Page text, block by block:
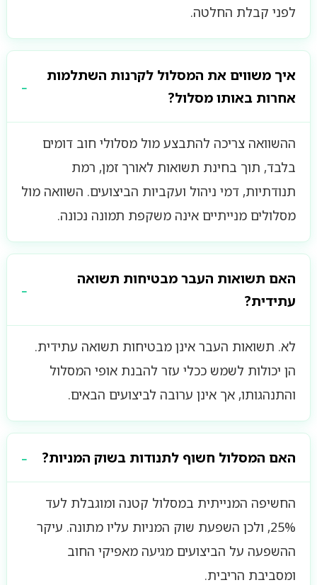
לפני קבלת החלטה.
איך משווים את המסלול לקרנות השתלמות
אחרות באותו מסלול?
ההשוואה צריכה להתבצע מול מסלולי חוב דומים
בלבד, תוך בחינת תשואות לאורך זמן, רמת
תנודתיות, דמי ניהול ועקביות הביצועים. השוואה מול
מסלולים מנייתיים אינה משקפת תמונה נכונה.
האם תשואות העבר מבטיחות תשואה
עתידית?
לא. תשואות העבר אינן מבטיחות תשואה עתידית.
הן יכולות לשמש ככלי עזר להבנת אופי המסלול
והתנהגותו, אך אינן ערובה לביצועים הבאים.
האם המסלול חשוף לתנודות בשוק המניות?
החשיפה המנייתית במסלול קטנה ומוגבלת לעד
25%, ולכן השפעת שוק המניות עליו מתונה. עיקר
ההשפעה על הביצועים מגיעה מאפיקי החוב
ומסביבת הריבית.